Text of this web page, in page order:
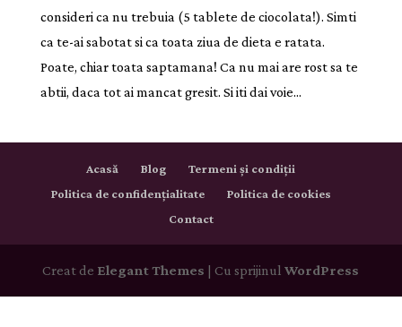
consideri ca nu trebuia (5 tablete de ciocolata!). Simti
ca te-ai sabotat si ca toata ziua de dieta e ratata.
Poate, chiar toata saptamana! Ca nu mai are rost sa te
abtii, daca tot ai mancat gresit. Si iti dai voie...
Acasă Blog
Termeni și condiții
Politica de confidențialitate
Politica de cookies
Contact
Creat de Elegant Themes | Cu sprijinulWordPress